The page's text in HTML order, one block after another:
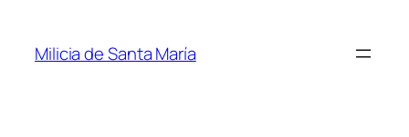
contenido
Milicia de Santa María